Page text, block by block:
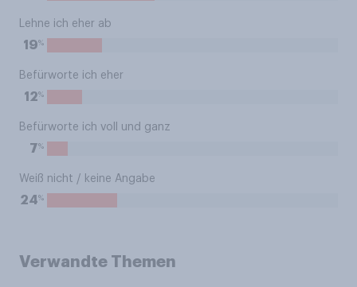
Lehne ich eher ab
19%
Befürworte ich eher
12%
Befürworte ich voll und ganz
7%
Weiß nicht / keine Angabe
24%
Verwandte Themen